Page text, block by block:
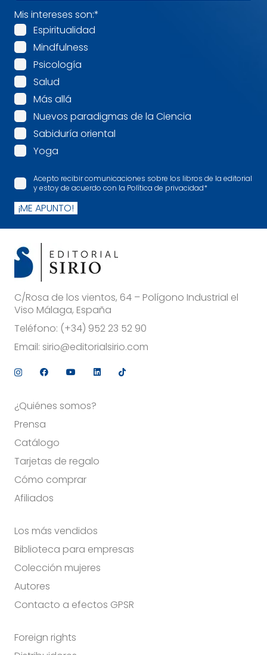
Mis intereses son:*
Espiritualidad
Mindfulness
Psicología
Salud
Más allá
Nuevos paradigmas de la Ciencia
Sabiduría oriental
Yoga
Acepto recibir comunicaciones sobre los libros de la editorial
y estoy de acuerdo con la Política de privacidad*
¡ME APUNTO!
C/Rosa de los vientos, 64 – Polígono Industrial el
Viso Málaga, España
Teléfono: (+34) 952 23 52 90
Email: sirio@editorialsirio.com
¿Quiénes somos?
Prensa
Catálogo
Tarjetas de regalo
Cómo comprar
Afiliados
Los más vendidos
Biblioteca para empresas
Colección mujeres
Autores
Contacto a efectos GPSR
Foreign rights